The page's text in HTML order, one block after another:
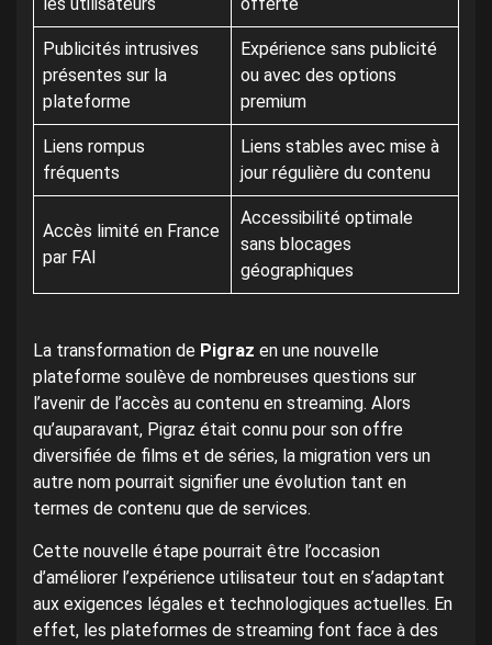
Publicités intrusives
présentes sur la
plateforme
Expérience sans publicité
ou avec des options
premium
Liens rompus
fréquents
Liens stables avec mise à
jour régulière du contenu
Accès limité en France
par FAI
Accessibilité optimale
sans blocages
géographiques
La transformation de Pigraz en une nouvelle
plateforme soulève de nombreuses questions sur
l’avenir de l’accès au contenu en streaming. Alors
qu’auparavant, Pigraz était connu pour son offre
diversifiée de films et de séries, la migration vers un
autre nom pourrait signifier une évolution tant en
termes de contenu que de services.
Cette nouvelle étape pourrait être l’occasion
d’améliorer l’expérience utilisateur tout en s’adaptant
aux exigences légales et technologiques actuelles. En
effet, les plateformes de streaming font face à des